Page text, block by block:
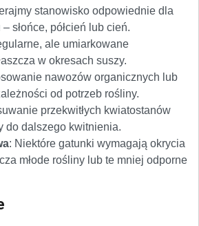
stanowisko odpowiednie dla
słońce, półcień lub cień.
ale umiarkowane
w okresach suszy.
nawozów organicznych lub
od potrzeb rośliny.
przekwitłych kwiatostanów
do dalszego kwitnienia.
: Niektóre gatunki wymagają okrycia
młode rośliny lub te mniej odporne